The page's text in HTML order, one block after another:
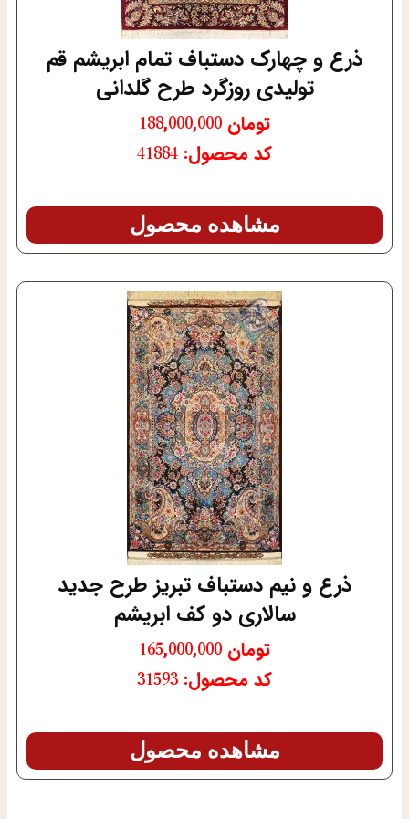
ذرع و چهارک دستباف تمام ابریشم قم
تولیدی روزگرد طرح گلدانی
تومان
کد محصول: 41884
مشاهده محصول
ذرع و نیم دستباف تبریز طرح جدید
سالاری دو کف ابریشم
تومان
کد محصول: 31593
مشاهده محصول